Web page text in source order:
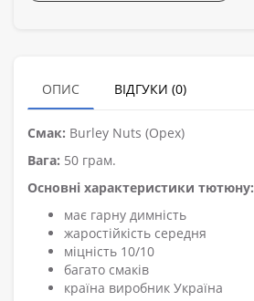
ОПИС ВІДГУКИ (0)
Смак: Burley Nuts (Орех)
Вага: 50 грам.
Основні характеристики тютюну:
має гарну димність
жаростійкість середня
міцність 10/10
багато смаків
країна виробник Україна